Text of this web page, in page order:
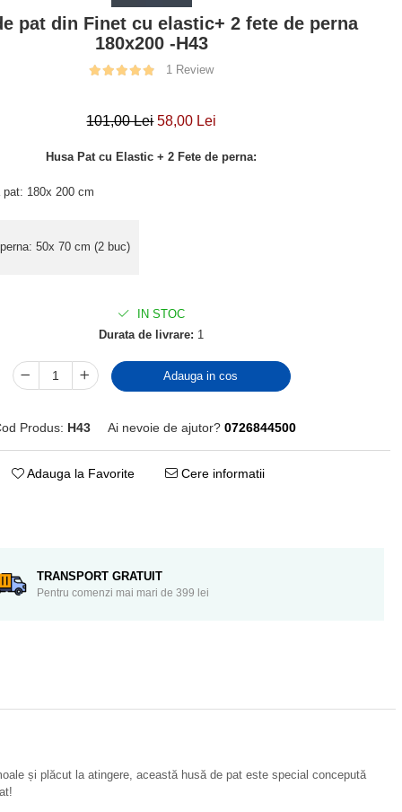
pat din Finet cu elastic+ 2 fete de perna
180x200 -H43
1 Review
101,00 Lei 58,00 Lei
Husa Pat cu Elastic + 2 Fete de perna:
pat: 180x 200 cm
50x 70 cm (2 buc)
IN STOC
Durata de livrare: 1
Adauga in cos
Produs: H43 Ai nevoie de ajutor? 0726844500
Adauga la Favorite Cere informatii
TRANSPORT GRATUIT
Pentru comenzi mai mari de 399 lei
și plăcut la atingere, această husă de pat este special concepută